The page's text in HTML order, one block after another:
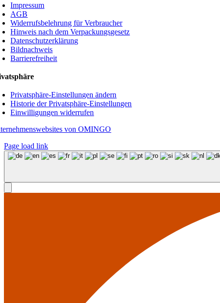
Impressum
AGB
Widerrufsbelehrung für Verbraucher
Hinweis nach dem Verpackungsgesetz
Datenschutzerklärung
Bildnachweis
Barrierefreiheit
Privatsphäre-Einstellungen ändern
Historie der Privatsphäre-Einstellungen
Einwilligungen widerrufen
von OMINGO
Page load link